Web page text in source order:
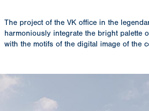
The project of the VK office in the
harmoniously integrate the bright palette
with the motifs of the digital image of the